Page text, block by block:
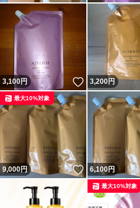
3,100円 いいね！
3,200円
9,000円 いいね！
最大10%対象
6,100円
最大10%対象